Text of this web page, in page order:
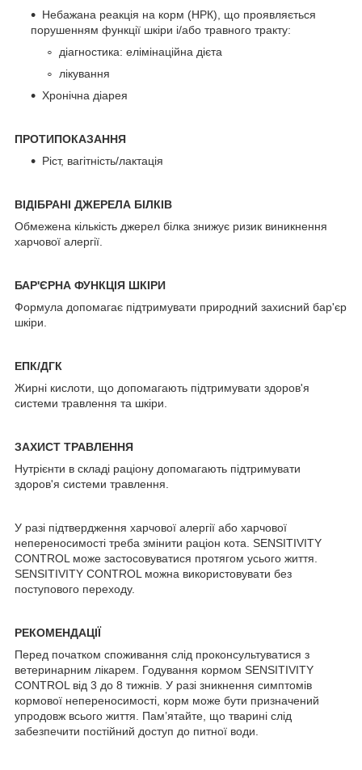
Небажана реакція на корм (НРК), що проявляється
порушенням функції шкіри і/або травного тракту:
діагностика: елімінаційна дієта
лікування
Хронічна діарея
ПРОТИПОКАЗАННЯ
Ріст, вагітність/лактація
ВІДІБРАНІ ДЖЕРЕЛА БІЛКІВ
Обмежена кількість джерел білка знижує ризик виникнення
харчової алергії.
БАР'ЄРНА ФУНКЦІЯ ШКІРИ
Формула допомагає підтримувати природний захисний бар'єр
шкіри.
ЕПК/ДГК
Жирні кислоти, що допомагають підтримувати здоров'я
системи травлення та шкіри.
ЗАХИСТ ТРАВЛЕННЯ
Нутрієнти в складі раціону допомагають підтримувати
здоров'я системи травлення.
У разі підтвердження харчової алергії або харчової
непереносимості треба змінити раціон кота. SENSITIVITY
CONTROL може застосовуватися протягом усього життя.
SENSITIVITY CONTROL можна використовувати без
поступового переходу.
РЕКОМЕНДАЦІЇ
Перед початком споживання слід проконсультуватися з
ветеринарним лікарем. Годування кормом SENSITIVITY
CONTROL від 3 до 8 тижнів. У разі зникнення симптомів
кормової непереносимості, корм може бути призначений
упродовж всього життя. Пам’ятайте, що тварині слід
забезпечити постійний доступ до питної води.